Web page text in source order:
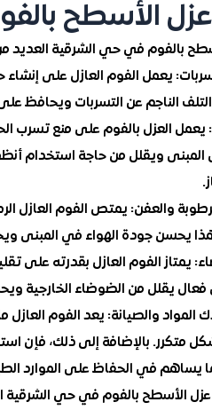
عزل الأسطح
بالفوم في حي الشرقية العديد
يعمل الفوم العازل على
الناجم عن التسربات ويحافظ
يعمل العزل بالفوم على منع تسرب
ويقلل من حاجة استخدام
والعفن: يمتص الفوم العازل
يحسن جودة الهواء في المبنى
يمتاز الفوم العازل بقدرته على
يقلل من الضوضاء الخارجية
المواد والصيانة: يعد الفوم
متكرر. بالإضافة إلى ذلك، فإن
يساهم في الحفاظ على الموارد
عزل الأسطح بالفوم في حي الشرقية